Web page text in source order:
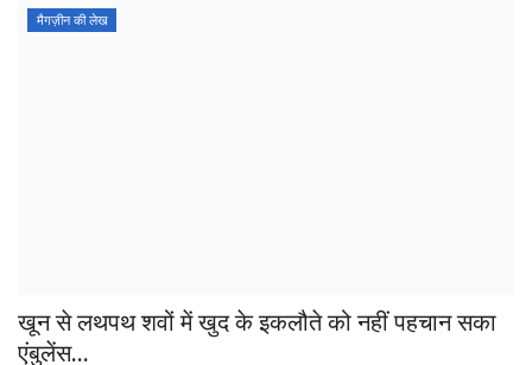
मैगज़ीन की लेख
खून से लथपथ शवों में खुद के इकलौते को नहीं पहचान सका
एंबुलेंस...